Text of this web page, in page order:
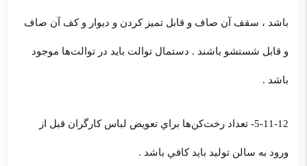
باشد ، سقف آن صاف و قابل تميز كردن و ديوار و كف آن صاف
و قابل شستشو باشند . دستمال توالت بايد در توالت‌ها موجود
باشد .
5-11-12- تعداد رخت‌كن‌ها براي تعويض لباس كارگران قبل از
ورود به سالن توليد بايد كافي باشد .